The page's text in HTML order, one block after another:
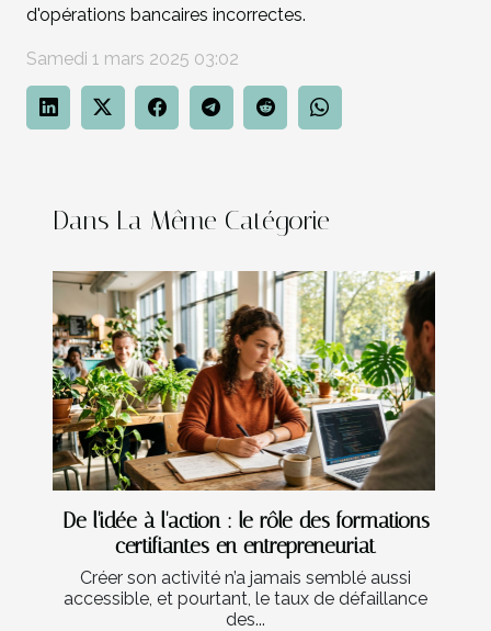
d'opérations bancaires incorrectes.
Samedi 1 mars 2025 03:02
Dans La Même Catégorie
De l'idée à l'action : le rôle des formations
certifiantes en entrepreneuriat
Créer son activité n’a jamais semblé aussi
accessible, et pourtant, le taux de défaillance
des...